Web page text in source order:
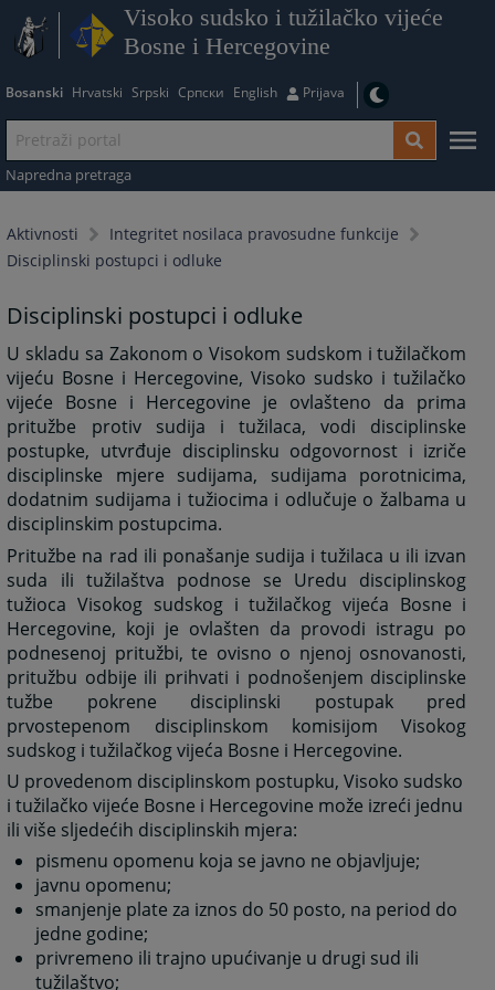
Visoko sudsko i tužilačko vijeće
Bosne i Hercegovine
Bosanski Hrvatski Srpski Српски English Prijava
Napredna pretraga
Aktivnosti
Integritet nosilaca pravosudne funkcije
Disciplinski postupci i odluke
Disciplinski postupci i odluke
U skladu sa Zakonom o Visokom sudskom i tužilačkom
vijeću Bosne i Hercegovine, Visoko sudsko i tužilačko
vijeće Bosne i Hercegovine je ovlašteno da prima
pritužbe protiv sudija i tužilaca, vodi disciplinske
postupke, utvrđuje disciplinsku odgovornost i izriče
disciplinske mjere sudijama, sudijama porotnicima,
dodatnim sudijama i tužiocima i odlučuje o žalbama u
disciplinskim postupcima.
Pritužbe na rad ili ponašanje sudija i tužilaca u ili izvan
suda ili tužilaštva podnose se Uredu disciplinskog
tužioca Visokog sudskog i tužilačkog vijeća Bosne i
Hercegovine, koji je ovlašten da provodi istragu po
podnesenoj pritužbi, te ovisno o njenoj osnovanosti,
pritužbu odbije ili prihvati i podnošenjem disciplinske
tužbe pokrene disciplinski postupak pred
prvostepenom disciplinskom komisijom Visokog
sudskog i tužilačkog vijeća Bosne i Hercegovine.
U provedenom disciplinskom postupku, Visoko sudsko
i tužilačko vijeće Bosne i Hercegovine može izreći jednu
ili više sljedećih disciplinskih mjera:
pismenu opomenu koja se javno ne objavljuje;
javnu opomenu;
smanjenje plate za iznos do 50 posto, na period do
jedne godine;
privremeno ili trajno upućivanje u drugi sud ili
tužilaštvo;